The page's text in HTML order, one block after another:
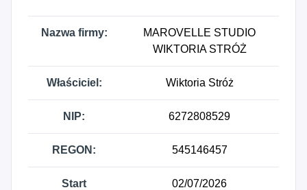
Nazwa firmy:
MAROVELLE STUDIO
WIKTORIA STRÓŻ
Właściciel: Wiktoria Stróż
NIP: 6272808529
REGON: 545146457
Start
02/07/2026